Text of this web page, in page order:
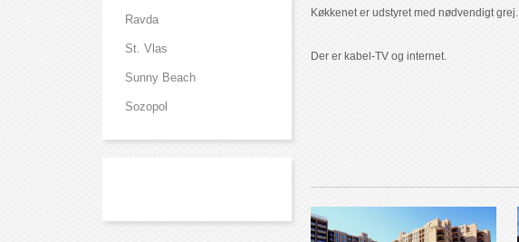
Ravda
St. Vlas
Sunny Beach
Sozopol
Køkkenet er udstyret med nødvendigt grej.
Der er kabel-TV og internet.